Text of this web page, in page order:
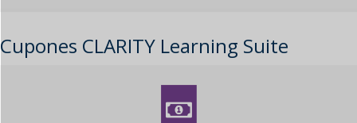
Cupones CLARITY Learning Suite